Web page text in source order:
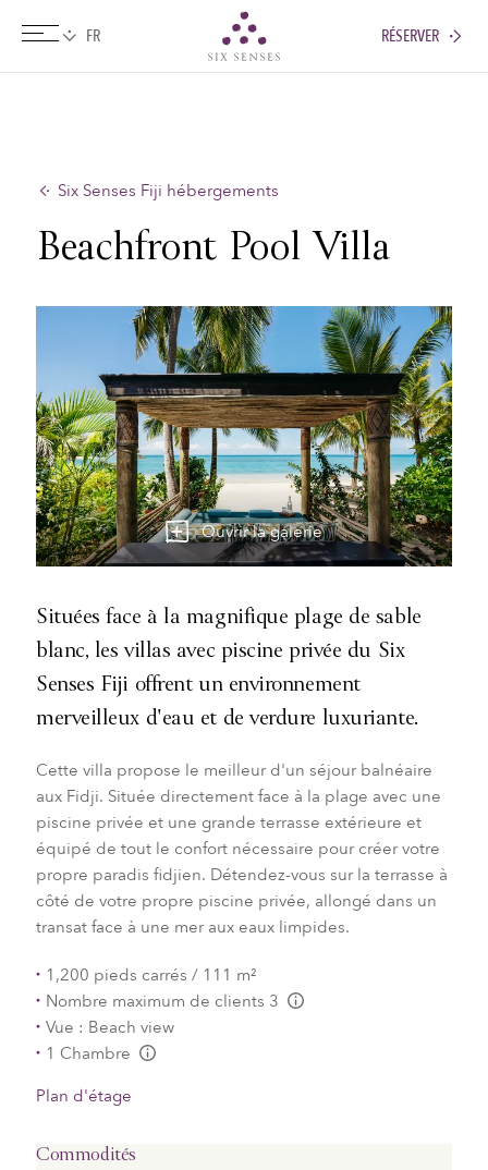
RÉSERVER
Six Senses Fiji hébergements
Beachfront Pool Villa
Ouvrir la galerie
Situées face à la magnifique plage de sable
blanc, les villas avec piscine privée du Six
Senses Fiji offrent un environnement
merveilleux d'eau et de verdure luxuriante.
Cette villa propose le meilleur d'un séjour balnéaire
aux Fidji. Située directement face à la plage avec une
piscine privée et une grande terrasse extérieure et
équipé de tout le confort nécessaire pour créer votre
propre paradis fidjien. Détendez-vous sur la terrasse à
côté de votre propre piscine privée, allongé dans un
transat face à une mer aux eaux limpides.
1,200 pieds carrés / 111 m²
Nombre maximum de clients 3
Vue : Beach view
1 Chambre
Plan d'étage
Commodités